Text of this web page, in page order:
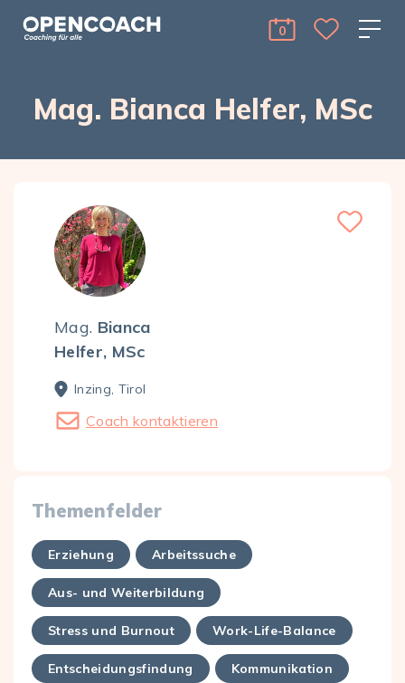
Open Coach
0
Mag. Bianca Helfer, MSc
Mag. Bianca
Helfer, MSc
Inzing, Tirol
Coach kontaktieren
Themenfelder
Erziehung Arbeitssuche
Aus- und Weiterbildung
Stress und Burnout Work-Life-Balance
Entscheidungsfindung Kommunikation